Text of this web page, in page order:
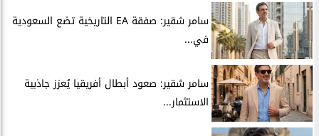
سامر شقير: صفقة EA التاريخية تضع السعودية
في...
سامر شقير: صعود أبطال أفريقيا يُعزز جاذبية
الاستثمار...